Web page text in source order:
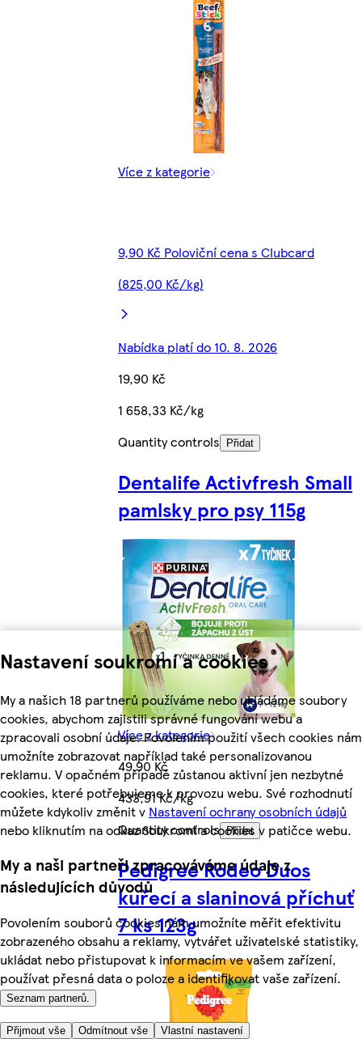
Nastavení soukromí a cookies
My a našich 18 partnerů používáme nebo ukládáme soubory
cookies, abychom zajistili správné fungování webu a
zpracovali osobní údaje. Povolením použití všech cookies nám
umožníte zobrazovat například také personalizovanou
reklamu. V opačném případě zůstanou aktivní jen nezbytné
cookies, které potřebujeme k provozu webu. Své rozhodnutí
můžete kdykoliv změnit v Nastavení ochrany osobních údajů
nebo kliknutím na odkaz Soukromí a cookies v patičce webu.
My a naši partneři zpracováváme údaje z
následujících důvodů
Povolením souborů cookies nám umožníte měřit efektivitu
zobrazeného obsahu a reklamy, vytvářet uživatelské statistiky,
ukládat nebo přistupovat k informacím ve vašem zařízení,
používat přesná data o poloze a identifikovat vaše zařízení.
Seznam partnerů.
Přijmout vše Odmítnout vše Vlastní nastavení
Více z kategorie
9,90 Kč Poloviční cena s Clubcard
(825,00 Kč/kg)
Nabídka platí do 10. 8. 2026
19,90 Kč
1 658,33 Kč/kg
Quantity controls
Přidat
Dentalife Activfresh Small
pamlsky pro psy 115g
Více z kategorie
49,90 Kč
433,91 Kč/kg
Quantity controls Přidat
Pedigree Rodeo Duos
kuřecí a slaninová příchuť
7 ks 123g